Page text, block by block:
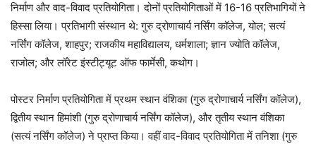
निर्माण और वाद-विवाद प्रतियोगिता। दोनों प्रतियोगिताओं में 16-16 प्रतिभागियों ने
हिस्सा लिया। प्रतिभागी संस्थान थे: गुरु द्रोणाचार्य नर्सिंग कॉलेज, योल; सत्यं
नर्सिंग कॉलेज, शाहपुर; राजकीय महाविद्यालय, धर्मशाला; ज्ञान ज्योति कॉलेज,
राजोल; और लॉरेट इंस्टीट्यूट ऑफ फार्मेसी, कथोग।
पोस्टर निर्माण प्रतियोगिता में प्रथम स्थान वंशिका (गुरु द्रोणाचार्य नर्सिंग कॉलेज),
द्वितीय स्थान हिमांशी (गुरु द्रोणाचार्य नर्सिंग कॉलेज), और तृतीय स्थान वंशिका
(सत्यं नर्सिंग कॉलेज) ने प्राप्त किया। वहीं वाद-विवाद प्रतियोगिता में तनिशा (गुरु